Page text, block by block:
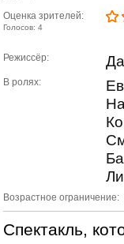
Оценка зрителей:
Голосов: 4
Режиссёр:
В ролях:
Возрастное ограничение:
Спектакль,